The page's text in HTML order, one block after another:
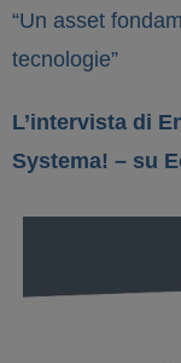
“Un asset
tecnologie”
L’intervista di
Systema! – su